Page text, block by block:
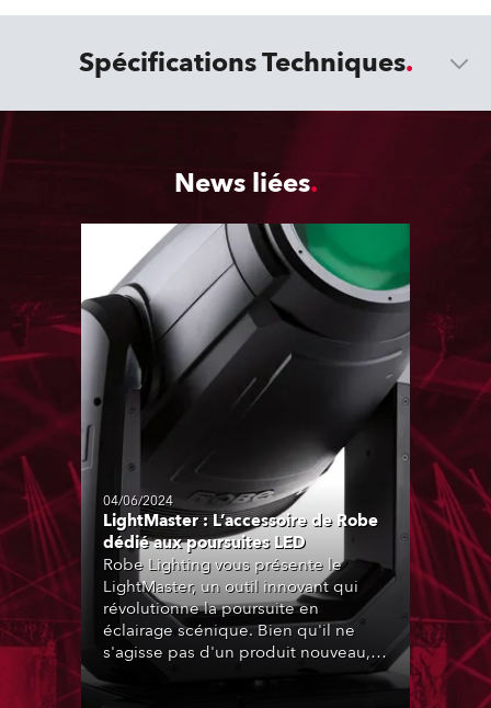
Spécifications Techniques
News liées
04/06/2024
LightMaster : L’accessoire de Robe
dédié aux poursuites LED
Robe Lighting vous présente le
LightMaster, un outil innovant qui
révolutionne la poursuite en
éclairage scénique. Bien qu'il ne
s'agisse pas d'un produit nouveau,
le LightMaster est plus pertinent que